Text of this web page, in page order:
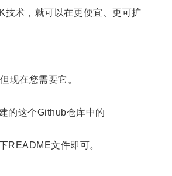
术，就可以在更便宜、更可扩
现在您需要它。
的这个Github仓库中的
README文件即可。